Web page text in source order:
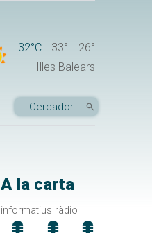
32°C 33°
26°
Illes Balears
A la carta
informatius ràdio